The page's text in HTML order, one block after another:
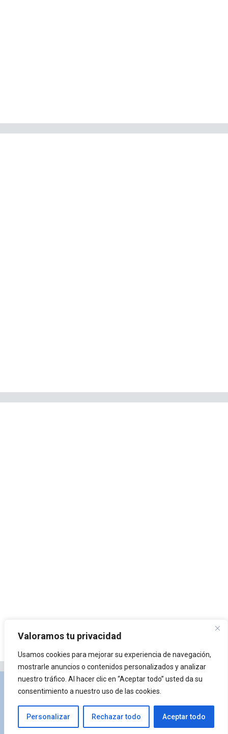
Valoramos tu privacidad
Usamos cookies para mejorar su experiencia de navegación,
mostrarle anuncios o contenidos personalizados y analizar
nuestro tráfico. Al hacer clic en “Aceptar todo” usted da su
consentimiento a nuestro uso de las cookies.
Personalizar Rechazar todo Aceptar todo
Privacidad y Política de Cookies Portal de
arquitectura Lista de Temas ¿Qué es Arkiplus?
© 2026 Arkiplus • Creado conGeneratePress